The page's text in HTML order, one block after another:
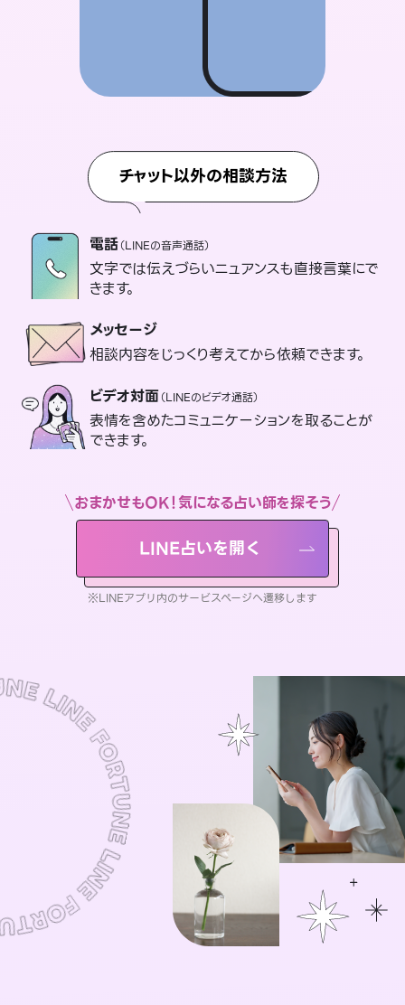
チャット以外の相談方法
電話（LINEの音声通話）
文字では伝えづらいニュアンスも直接言葉にで
きます。
メッセージ
相談内容をじっくり考えてから依頼できます。
ビデオ対面（LINEのビデオ通話）
表情を含めたコミュニケーションを取ることが
できます。
おまかせもOK！気になる占い師を探そう
LINE占いを開く
※LINEアプリ内のサービスページへ遷移します